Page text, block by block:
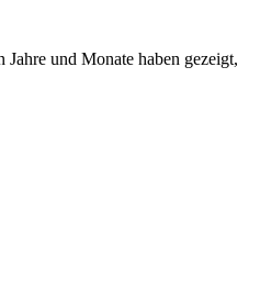
und Monate haben gezeigt,